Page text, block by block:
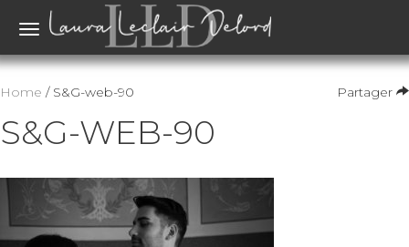
Toggle
Partager
Home / S&G-web-90
S&G-WEB-90